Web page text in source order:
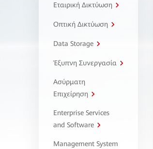
Εταιρική Δικτύωση
Οπτική Δικτύωση
Data Storage
Έξυπνη Συνεργασία
Ασύρματη
Επιχείρηση
Enterprise Services
and Software
Management System